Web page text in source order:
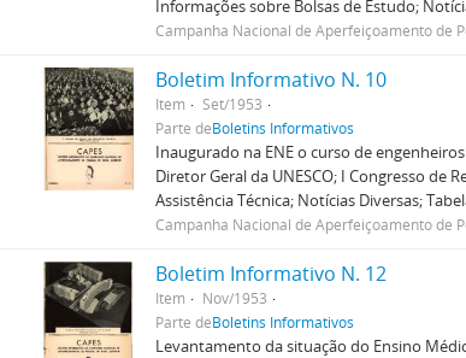
Informações sobre Bolsas de Estudo;
Campanha Nacional de Aperfeiçoamento de
Boletim Informativo N. 10
Item
Set/1953
Parte deBoletins Informativos
Inaugurado na ENE o curso de
Diretor Geral da UNESCO; I Congresso de
Assistência Técnica; Notícias Diversas;
Campanha Nacional de Aperfeiçoamento de
Boletim Informativo N. 12
Item
Nov/1953
Parte deBoletins Informativos
Levantamento da situação do Ensino